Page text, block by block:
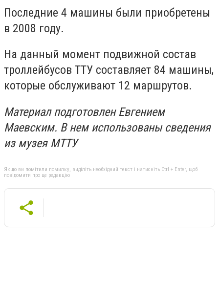
Последние 4 машины были приобретены
в 2008 году.
На данный момент подвижной состав
троллейбусов ТТУ составляет 84 машины,
которые обслуживают 12 маршрутов.
Материал подготовлен Евгением
Маевским. В нем использованы сведения
из музея МТТУ
Якщо ви помітили помилку, виділіть необхідний текст і натисніть Ctrl + Enter, щоб
повідомити про це редакцію